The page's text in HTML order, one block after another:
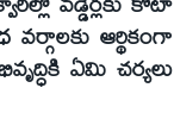
ఆర్థికంగా
ఏమి చర్యలు